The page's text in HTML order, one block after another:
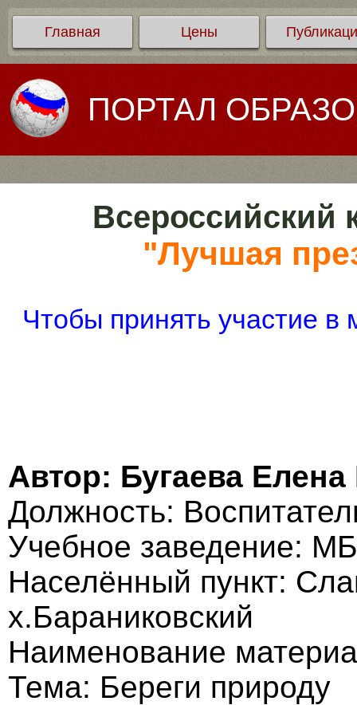
Главная Цены
ПОРТАЛ
Всероссийский
"Лучшая
Чтобы принять участие
Автор: Бугаева
Должность:
Учебное заведение:
Населённый пункт:
х.Бараниковский
Наименование
Тема: Береги природу